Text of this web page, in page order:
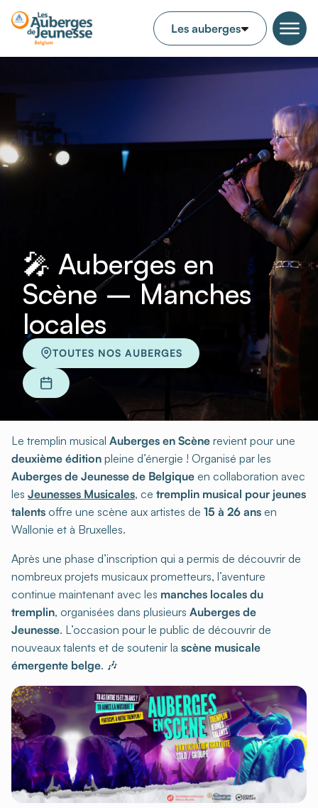
🎤 Auberges en
Scène – Manches
locales
TOUTES NOS AUBERGES
Le tremplin musical Auberges en Scène revient pour une
deuxième édition pleine d’énergie ! Organisé par les
Auberges de Jeunesse de Belgique en collaboration avec
les Jeunesses Musicales, ce tremplin musical pour jeunes
talents offre une scène aux artistes de 15 à 26 ans en
Wallonie et à Bruxelles.
Après une phase d’inscription qui a permis de découvrir de
nombreux projets musicaux prometteurs, l’aventure
continue maintenant avec les manches locales du
tremplin, organisées dans plusieurs Auberges de
Jeunesse. L’occasion pour le public de découvrir de
nouveaux talents et de soutenir la scène musicale
émergente belge. 🎶